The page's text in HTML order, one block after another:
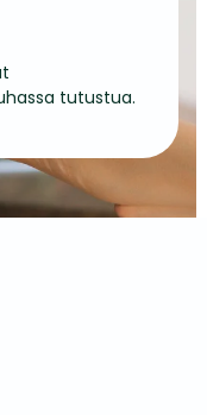
tutustua.